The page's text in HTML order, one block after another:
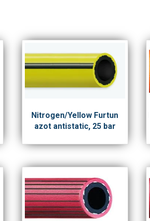
Nitrogen/Yellow Furtun
azot antistatic, 25 bar